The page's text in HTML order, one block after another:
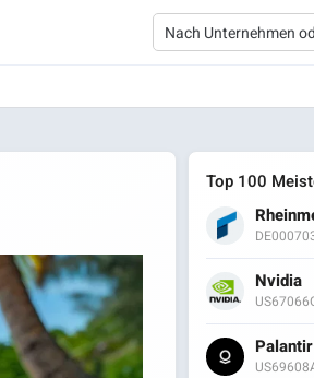
Top 100
Nvidia
Palantir